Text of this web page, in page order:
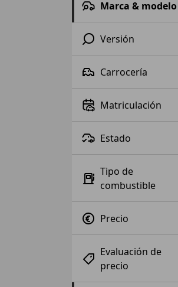
Marca & modelo
Versión
Carrocería
Matriculación
Estado
Tipo de
combustible
Precio
Evaluación de
precio